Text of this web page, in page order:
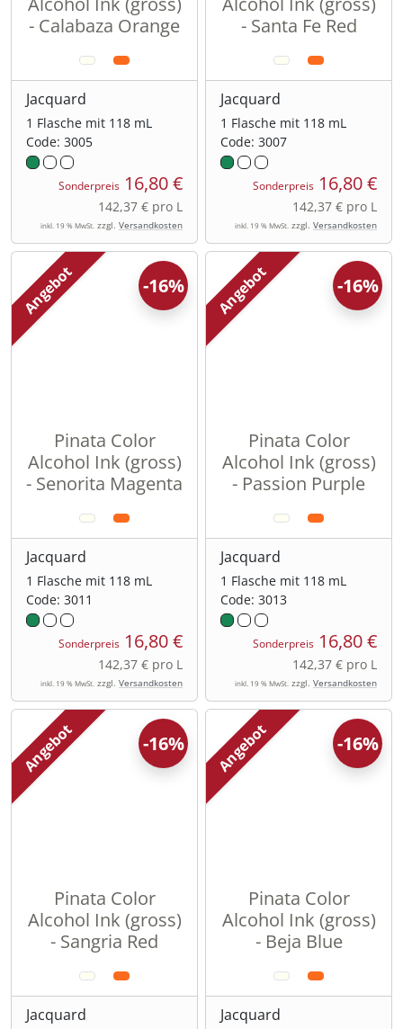
- Calabaza Orange
Jacquard
1 Flasche mit 118 mL
Code: 3005
Sonderpreis 16,80 €
142,37 € pro L
inkl. 19 % MwSt. zzgl. Versandkosten
- Santa Fe Red
Jacquard
1 Flasche mit 118 mL
Code: 3007
Sonderpreis 16,80 €
142,37 € pro L
inkl. 19 % MwSt. zzgl. Versandkosten
Angebot
Pinata Color
Alcohol Ink (gross)
- Senorita Magenta
Jacquard
1 Flasche mit 118 mL
Code: 3011
Sonderpreis 16,80 €
-16%
142,37 € pro L
inkl. 19 % MwSt. zzgl. Versandkosten
Angebot
Pinata Color
Alcohol Ink (gross)
- Passion Purple
Jacquard
1 Flasche mit 118 mL
Code: 3013
Sonderpreis 16,80 €
-16%
142,37 € pro L
inkl. 19 % MwSt. zzgl. Versandkosten
Angebot
Pinata Color
Alcohol Ink (gross)
- Sangria Red
Jacquard
-16% Angebot
Pinata Color
Alcohol Ink (gross)
- Beja Blue
Jacquard
-16%